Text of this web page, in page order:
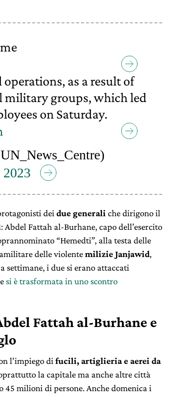
as a result of
groups, which led
on Saturday.
dei due generali che dirigono il
Fattah al-Burhane, capo dell’esercito
“Hemedti”, alla testa delle
delle violentemilizie Janjawid,
settimane, i due si erano attaccati
si è trasformata in uno scontro
Fattah al-Burhane e
l’impiego di fucili, artiglieria e aerei da
la capitale ma anche altre città
milioni di persone. Anche domenica i